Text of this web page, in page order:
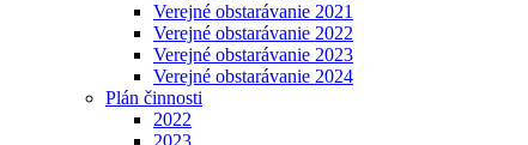
Verejné obstarávanie 2021
Verejné obstarávanie 2022
Verejné obstarávanie 2023
Verejné obstarávanie 2024
Plán činnosti
2022
2023